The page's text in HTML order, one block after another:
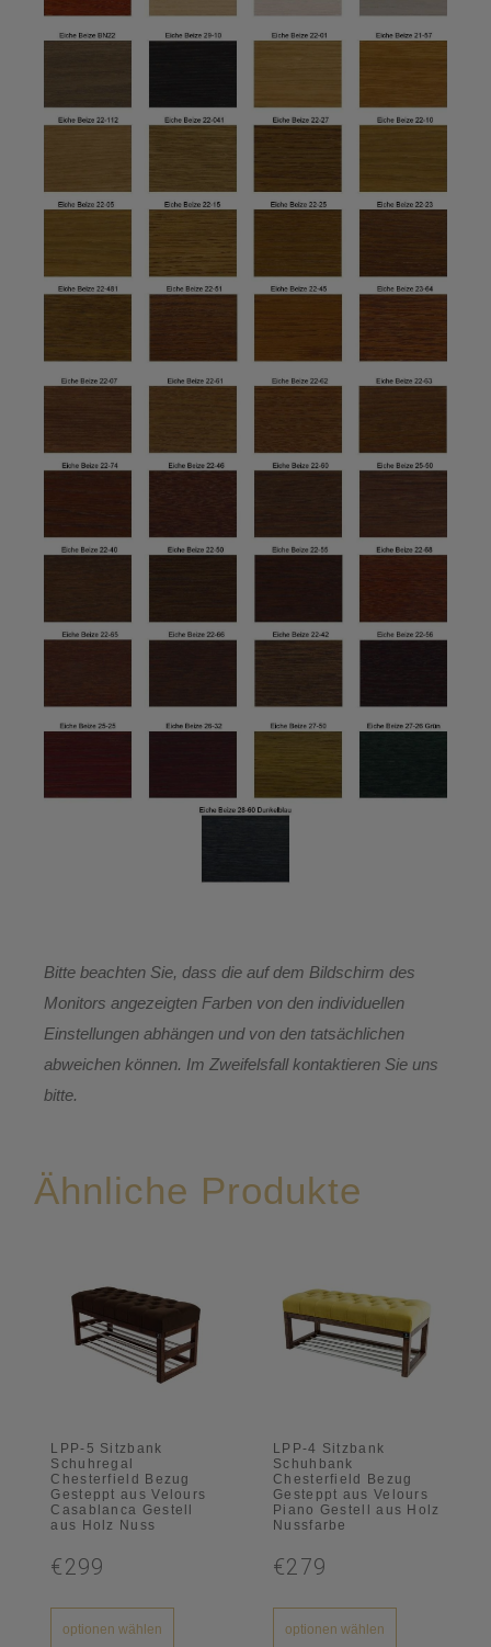
Bitte beachten Sie, dass die auf dem Bildschirm des
Monitors angezeigten Farben von den individuellen
Einstellungen abhängen und von den tatsächlichen
abweichen können. Im Zweifelsfall kontaktieren Sie uns
bitte.
Ähnliche Produkte
LPP-5 Sitzbank
Schuhregal
Chesterfield Bezug
Gesteppt aus Velours
Casablanca Gestell
aus Holz Nuss
€299
optionen wählen
LPP-4 Sitzbank
Schuhbank
Chesterfield Bezug
Gesteppt aus Velours
Piano Gestell aus Holz
Nussfarbe
€279
optionen wählen